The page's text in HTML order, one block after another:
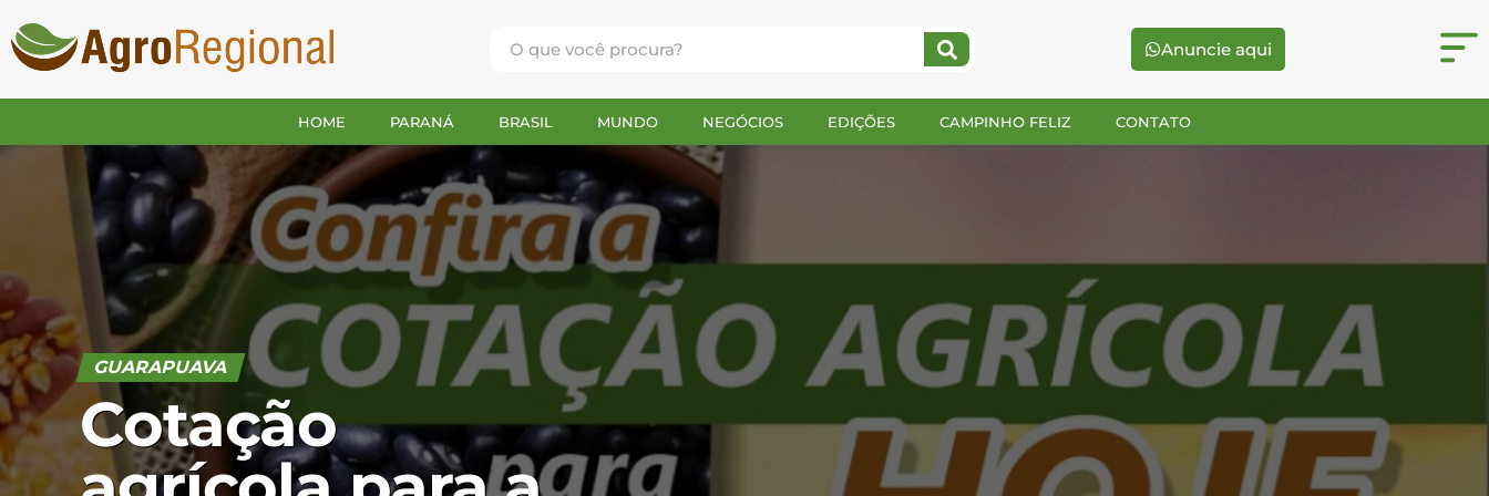
Anuncie aqui
HOME PARANÁ BRASIL MUNDO NEGÓCIOS EDIÇÕES CAMPINHO FELIZ CONTATO
GUARAPUAVA
Cotação